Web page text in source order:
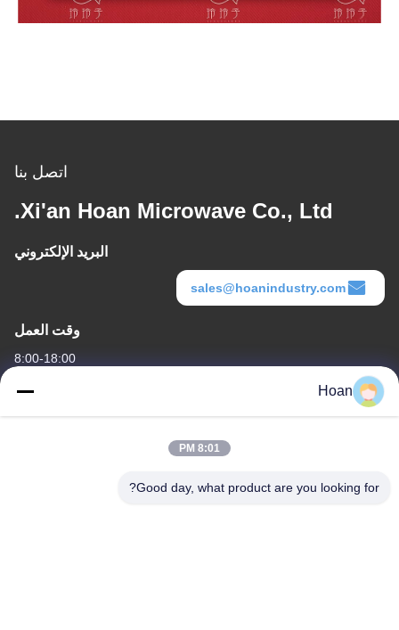
اتصل بنا
Xi'an Hoan Microwave Co., Ltd.
البريد الإلكتروني
sales@hoanindustry.com
وقت العمل
8:00-18:00
عنواننا Hoan
8:01 PM
Good day, what product are you looking for?